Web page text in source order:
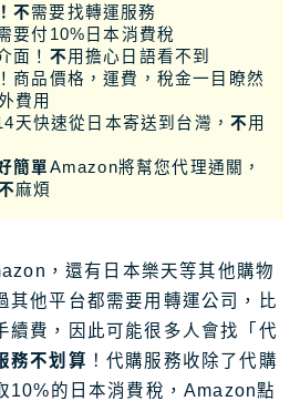
不需要找轉運服務
要付10%日本消費稅
面！ 不用擔心日語看不到
！商品價格，運費，稅金一目瞭然
費用
天快速從日本寄送到台灣， 不用
簡單Amazon將幫您代理通關，
麻煩
，還有日本樂天等其他購物
其他平台都需要用轉運公司，比
續費，因此可能很多人會找「代
務不划算 ！代購服務收除了代購
10%的日本消費稅，Amazon點